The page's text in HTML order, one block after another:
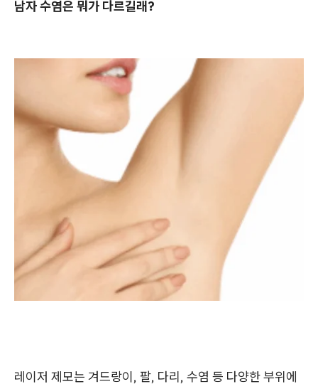
남자 수염은 뭐가 다르길래?
레이저 제모는 겨드랑이, 팔, 다리, 수염 등 다양한 부위에